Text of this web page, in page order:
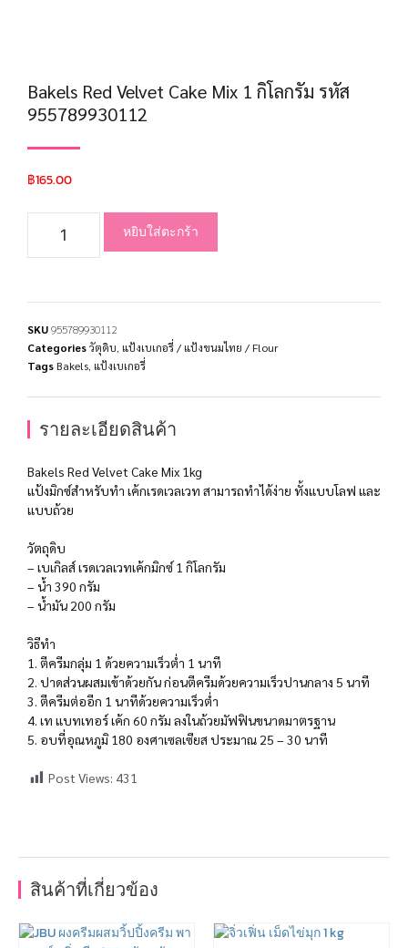
Bakels Red Velvet Cake Mix 1 กิโลกรัม รหัส
955789930112
฿165.00
หยิบใส่ตะกร้า
SKU955789930112
Categoriesวัตุดิบ แป้งเบเกอรี่ / แป้งขนมไทย / Flour
Tags Bakels แป้งเบเกอรี่
รายละเอียดสินค้า
Bakels Red Velvet Cake Mix 1kg
แป้งมิกซ์สำหรับทำ เค้กเรดเวลเวท สามารถทำได้ง่าย ทั้งแบบโลฟ และ
แบบถ้วย
วัตถุดิบ
– เบเกิลส์ เรดเวลเวทเค้กมิกซ์ 1 กิโลกรัม
– น้ำ 390 กรัม
– น้ำมัน 200 กรัม
วิธีทำ
1. ตีครีมกลุ่ม 1 ด้วยความเร็วต่ำ 1 นาที
2. ปาดส่วนผสมเข้าด้วยกัน ก่อนตีครีมด้วยความเร็วปานกลาง 5 นาที
3. ตีครีมต่ออีก 1 นาทีด้วยความเร็วต่ำ
4. เท แบทเทอร์ เค้ก 60 กรัม ลงในถ้วยมัฟฟินขนาดมาตรฐาน
5. อบที่อุณหภูมิ 180 องศาเซลเซียส ประมาณ 25 – 30 นาที
Post Views: 431
สินค้าที่เกี่ยวข้อง